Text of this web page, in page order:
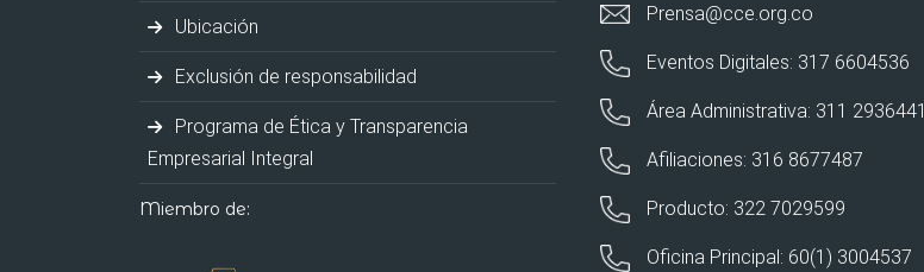
Ubicación
Exclusión de responsabilidad
Programa de Ética y Transparencia
Empresarial Integral
Miembro de:
Prensa@cce.org.co
Eventos Digitales: 317 6604536
Área Administrativa: 311 2936441
Afiliaciones: 316 8677487
Producto: 322 7029599
Oficina Principal: 60(1) 3004537